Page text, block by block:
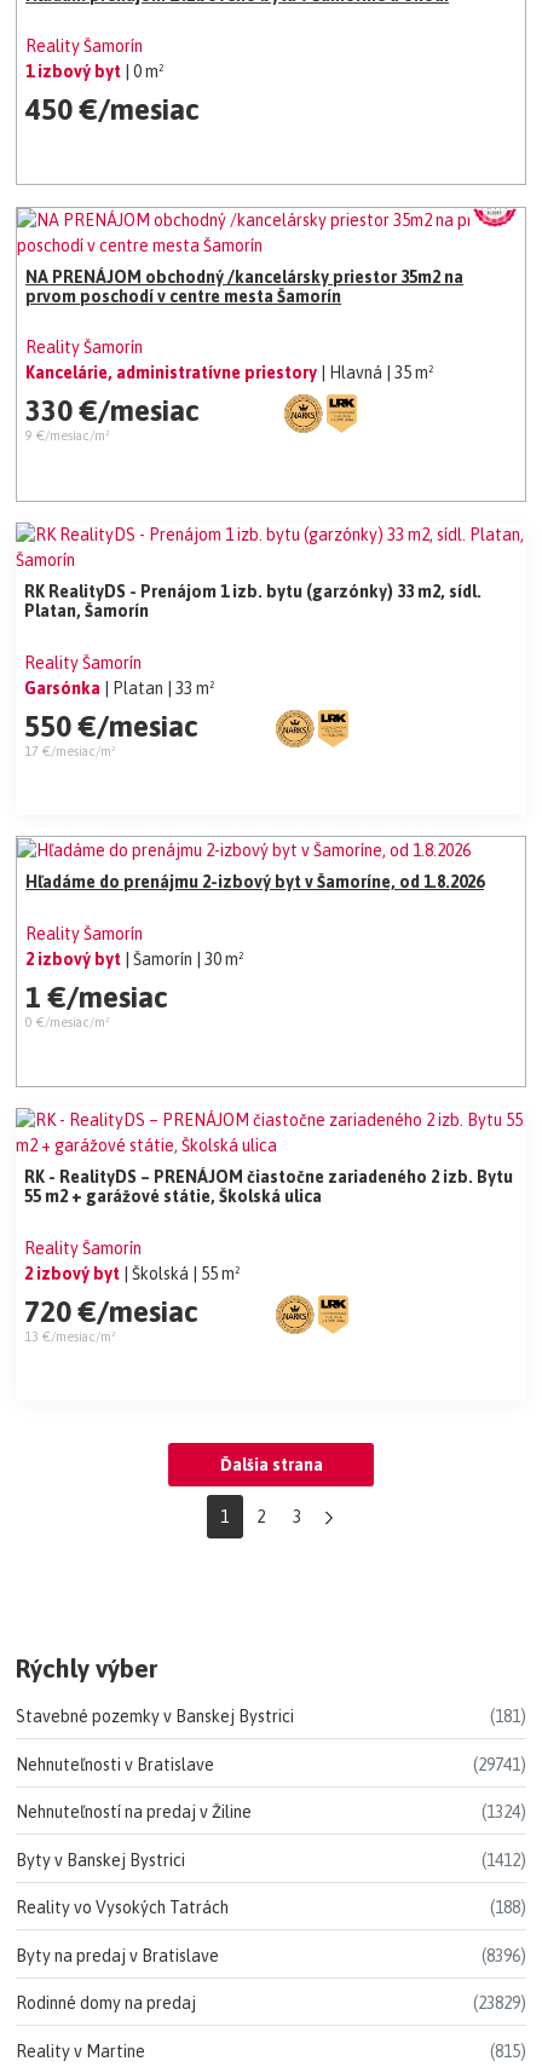
Reality Šamorín
1 izbový byt
| 0 m²
450 €/mesiac
NA PRENÁJOM obchodný /kancelársky priestor 35m2 na
prvom poschodí v centre mesta Šamorín
Reality Šamorín
Kancelárie, administratívne priestory
| Hlavná | 35 m²
330 €/mesiac
9 €/mesiac/m²
RK RealityDS - Prenájom 1 izb. bytu (garzónky) 33 m2, sídl.
Platan, Šamorín
Reality Šamorín
Garsónka | Platan | 33 m²
550 €/mesiac
17 €/mesiac/m²
Hľadáme do prenájmu 2-izbový byt v Šamoríne, od 1.8.2026
Reality Šamorín
2 izbový byt
| Šamorín | 30 m²
1 €/mesiac
0 €/mesiac/m²
RK - RealityDS – PRENÁJOM čiastočne zariadeného 2 izb. Bytu
55 m2 + garážové státie, Školská ulica
Reality Šamorín
2 izbový byt
| Školská | 55 m²
720 €/mesiac
13 €/mesiac/m²
Ďalšia strana
1 2 3
Rýchly výber
Stavebné pozemky v Banskej Bystrici (181)
Nehnuteľnosti v Bratislave (29741)
Nehnuteľností na predaj v Žiline (1324)
Byty v Banskej Bystrici (1412)
Reality vo Vysokých Tatrách (188)
Byty na predaj v Bratislave (8396)
Rodinné domy na predaj (23829)
Reality v Martine (815)